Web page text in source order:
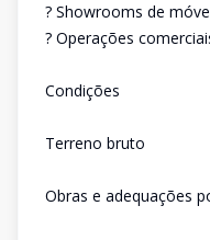
? Showrooms de
? Operações
Condições
Terreno bruto
Obras e adequações